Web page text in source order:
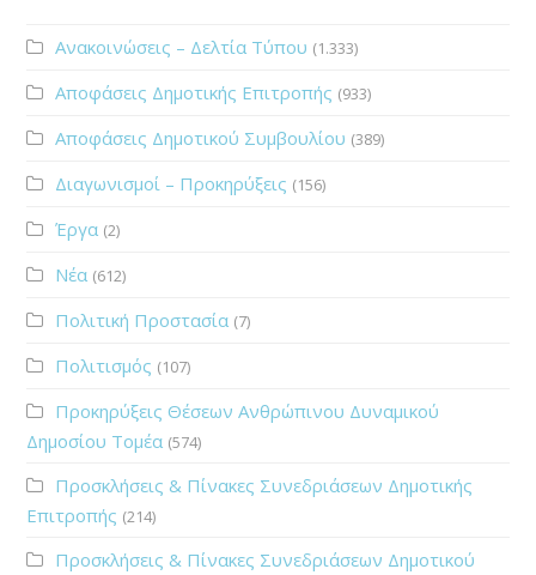
Ανακοινώσεις – Δελτία Τύπου (1.333)
Αποφάσεις Δημοτικής Επιτροπής (933)
Αποφάσεις Δημοτικού Συμβουλίου (389)
Διαγωνισμοί – Προκηρύξεις (156)
Έργα (2)
Νέα (612)
Πολιτική Προστασία (7)
Πολιτισμός (107)
Προκηρύξεις Θέσεων Ανθρώπινου Δυναμικού
Δημοσίου Τομέα (574)
Προσκλήσεις & Πίνακες Συνεδριάσεων Δημοτικής
Επιτροπής (214)
Προσκλήσεις & Πίνακες Συνεδριάσεων Δημοτικού